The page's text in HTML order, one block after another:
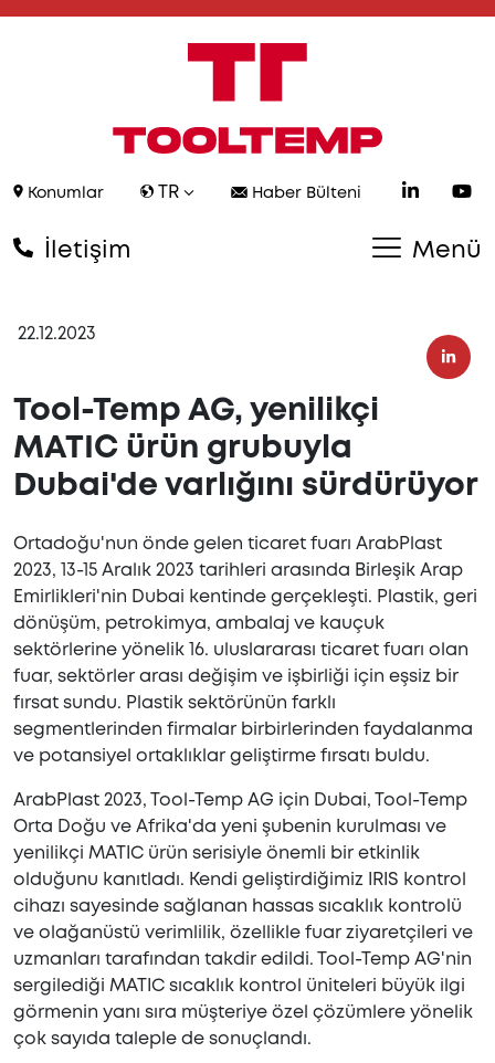
Konumlar TR Haber Bülteni
İletişim Menü
22.12.2023
Tool-Temp AG, yenilikçi
MATIC ürün grubuyla
Dubai'de varlığını sürdürüyor
Ortadoğu'nun önde gelen ticaret fuarı ArabPlast
2023, 13-15 Aralık 2023 tarihleri ​​arasında Birleşik Arap
Emirlikleri'nin Dubai kentinde gerçekleşti. Plastik, geri
dönüşüm, petrokimya, ambalaj ve kauçuk
sektörlerine yönelik 16. uluslararası ticaret fuarı olan
fuar, sektörler arası değişim ve işbirliği için eşsiz bir
fırsat sundu. Plastik sektörünün farklı
segmentlerinden firmalar birbirlerinden faydalanma
ve potansiyel ortaklıklar geliştirme fırsatı buldu.
ArabPlast 2023, Tool-Temp AG için Dubai, Tool-Temp
Orta Doğu ve Afrika'da yeni şubenin kurulması ve
yenilikçi MATIC ürün serisiyle önemli bir etkinlik
olduğunu kanıtladı. Kendi geliştirdiğimiz IRIS kontrol
cihazı sayesinde sağlanan hassas sıcaklık kontrolü
ve olağanüstü verimlilik, özellikle fuar ziyaretçileri ve
uzmanları tarafından takdir edildi. Tool-Temp AG'nin
sergilediği MATIC sıcaklık kontrol üniteleri büyük ilgi
görmenin yanı sıra müşteriye özel çözümlere yönelik
çok sayıda taleple de sonuçlandı.